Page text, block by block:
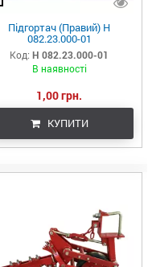
Підгортач (Правий) Н
082.23.000-01
Код: Н 082.23.000-01
В наявності
1,00 грн.
КУПИТИ